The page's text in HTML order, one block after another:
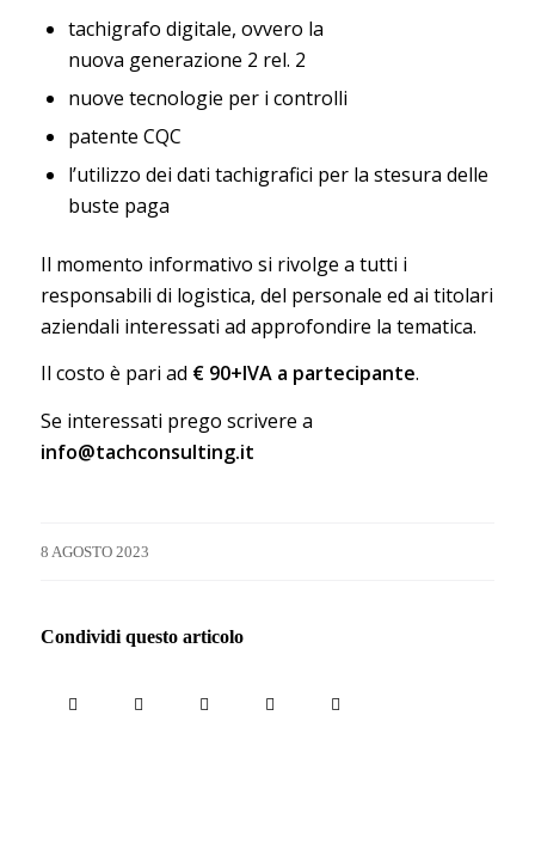
tachigrafo digitale, ovvero la
nuova generazione 2 rel. 2
nuove tecnologie per i controlli
patente CQC
l’utilizzo dei dati tachigrafici per la stesura delle
buste paga
Il momento informativo si rivolge a tutti i
responsabili di logistica, del personale ed ai titolari
aziendali interessati ad approfondire la tematica.
Il costo è pari ad € 90+IVA a partecipante.
Se interessati prego scrivere a
info@tachconsulting.it
8 AGOSTO 2023
Condividi questo articolo